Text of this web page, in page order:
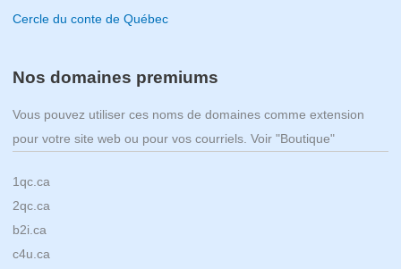
Cercle du conte de Québec
Nos domaines premiums
Vous pouvez utiliser ces noms de domaines comme extension
pour votre site web ou pour vos courriels. Voir "Boutique"
1qc.ca
2qc.ca
b2i.ca
c4u.ca